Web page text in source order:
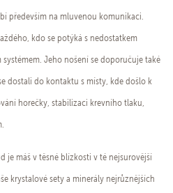
především na mluvenou komunikaci.
kdo se potýká s nedostatkem
Jeho nošení se doporučuje také
dostali do kontaktu s místy, kde došlo k
horečky, stabilizaci krevního tlaku,
je máš v těsné blízkosti v té nejsurovější
krystalové sety a minerály nejrůznějších